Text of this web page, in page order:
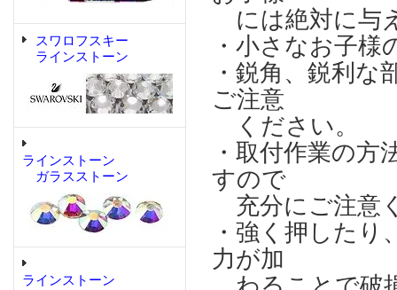
スワロフスキー
ラインストーン
ラインストーン
ガラスストーン
ラインストーン
には絶対に与
・小さなお子
・鋭角、鋭利
ご注意
ください。
・取付作業の
すので
充分にご注意
・強く押した
力が加